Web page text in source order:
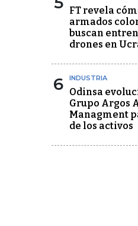
FT revela
armados
buscan
drones en
6 INDUSTRIA
Odinsa
Grupo Argos
Managment
de los activos